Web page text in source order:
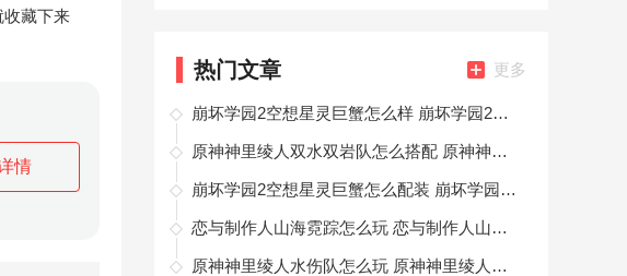
收藏下来
情
热门文章 更多
崩坏学园2空想星灵巨蟹怎么样 崩坏学园2空想星灵巨蟹装备测评
原神神里绫人双水双岩队怎么搭配 原神神里绫人双水双岩队配队思路
崩坏学园2空想星灵巨蟹怎么配装 崩坏学园2空想星灵巨蟹配装攻略
恋与制作人山海霓踪怎么玩 恋与制作人山海霓踪活动攻略
原神神里绫人水伤队怎么玩 原神神里绫人水伤队配队思路